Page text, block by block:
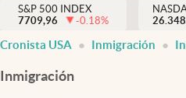
DÓLAR
Inmigración
S&P 500 INDEX
7709,96
-0.18%
Cronista USA Inmigración
Inmigración